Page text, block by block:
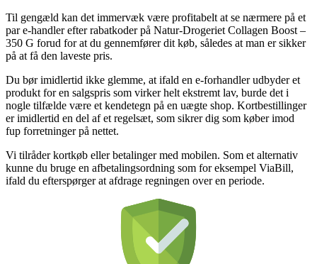
Til gengæld kan det immervæk være profitabelt at se nærmere på et
par e-handler efter rabatkoder på Natur-Drogeriet Collagen Boost –
350 G forud for at du gennemfører dit køb, således at man er sikker
på at få den laveste pris.
Du bør imidlertid ikke glemme, at ifald en e-forhandler udbyder et
produkt for en salgspris som virker helt ekstremt lav, burde det i
nogle tilfælde være et kendetegn på en uægte shop. Kortbestillinger
er imidlertid en del af et regelsæt, som sikrer dig som køber imod
fup forretninger på nettet.
Vi tilråder kortkøb eller betalinger med mobilen. Som et alternativ
kunne du bruge en afbetalingsordning som for eksempel ViaBill,
ifald du efterspørger at afdrage regningen over en periode.